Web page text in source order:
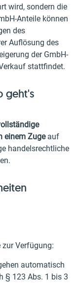
wird, sondern die
Anteile können
des
Auflösung des
der GmbH-
stattfindet.
geht's
einem Zugeauf
handelsrechtliche
zur Verfügung:
automatisch
§ 123 Abs. 1 bis 3